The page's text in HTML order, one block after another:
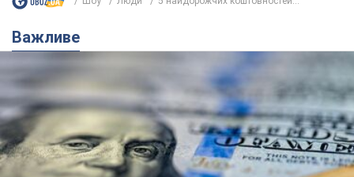
найближчими днями
Яким буде курс валюти в обмінниках
10 часов назад
Українцям обіцяють по 850 грн від
мобільних операторів: що не так з
цими повідомленнями
Як не потрапити в пастку шахраїв